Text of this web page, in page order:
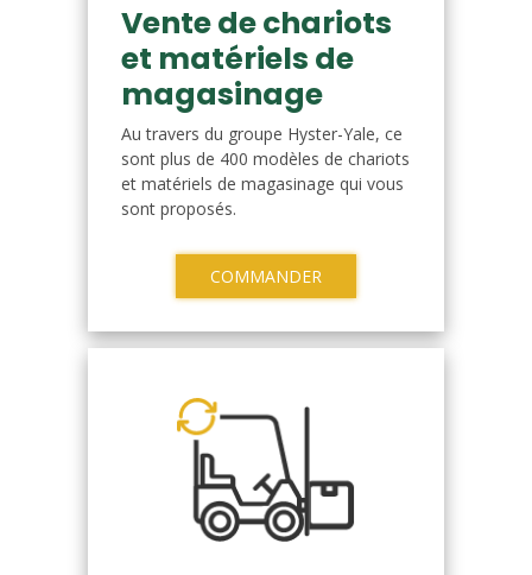
Vente de chariots
et matériels de
magasinage
Au travers du groupe Hyster-Yale, ce
sont plus de 400 modèles de chariots
et matériels de magasinage qui vous
sont proposés.
COMMANDER